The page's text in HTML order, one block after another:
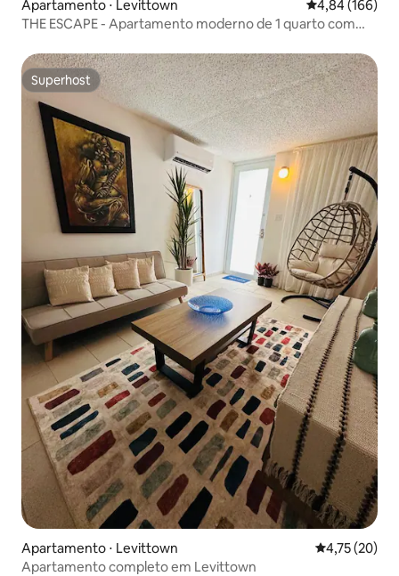
Apartamento ⋅ Levittown 4,84 de uma
4,84 (166)
THE ESCAPE - Apartamento moderno de 1 quarto com
Superhost
Superhost
Apartamento ⋅ Levittown 4,75 de uma
4,75 (20)
Apartamento completo em Levittown